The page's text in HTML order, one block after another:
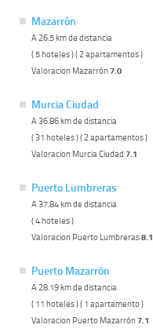
Mazarrón
A 26.5 km de distancia
( 5 hoteles ) ( 2 apartamentos )
Valoracion Mazarrón7.0
Murcia Ciudad
A 36.86 km de distancia
( 31 hoteles ) ( 2 apartamentos )
Valoracion Murcia Ciudad 7.1
Puerto Lumbreras
A 37.84 km de distancia
( 4 hoteles )
Valoracion Puerto Lumbreras8.1
Puerto Mazarrón
A 28.19 km de distancia
( 11 hoteles ) ( 1 apartamento )
Valoracion Puerto Mazarrón7.1